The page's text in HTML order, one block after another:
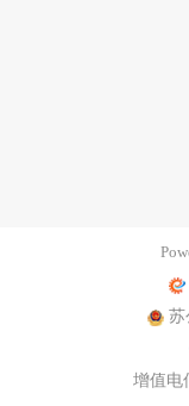
苏
增值电